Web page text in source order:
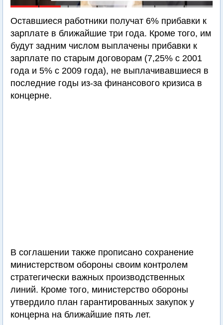
Оставшиеся работники получат 6% прибавки к
зарплате в ближайшие три года. Кроме того, им
будут задним числом выплачены прибавки к
зарплате по старым договорам (7,25% с 2001
года и 5% с 2009 года), не выплачивавшиеся в
последние годы из-за финансового кризиса в
концерне.
В соглашении также прописано сохранение
министерством обороны своим контролем
стратегически важных производственных
линий. Кроме того, министерство обороны
утвердило план гарантированных закупок у
концерна на ближайшие пять лет.